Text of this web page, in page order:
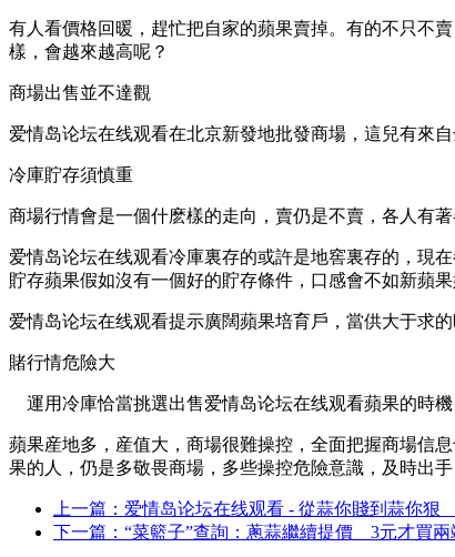
有人看價格回暖，趕忙把自家的蘋果賣掉。有的不只不
樣，會越來越高呢？
商場出售並不達觀
爱情岛论坛在线观看在北京新發地批發商場，這兒有來
冷庫貯存須慎重
商場行情會是一個什麽樣的走向，賣仍是不賣，各人有
爱情岛论坛在线观看冷庫裏存的或許是地窖裏存的，現
貯存蘋果假如沒有一個好的貯存條件，口感會不如新蘋果
爱情岛论坛在线观看提示廣闊蘋果培育戶，當供大于求
賭行情危險大
運用冷庫恰當挑選出售爱情岛论坛在线观看蘋果的時
蘋果産地多，産值大，商場很難操控，全面把握商場信
果的人，仍是多敬畏商場，多些操控危險意識，及時出
上一篇：爱情岛论坛在线观看 - 從蒜你賤到蒜你
下一篇：“菜籃子”查詢：蔥蒜繼續提價 3元才買兩